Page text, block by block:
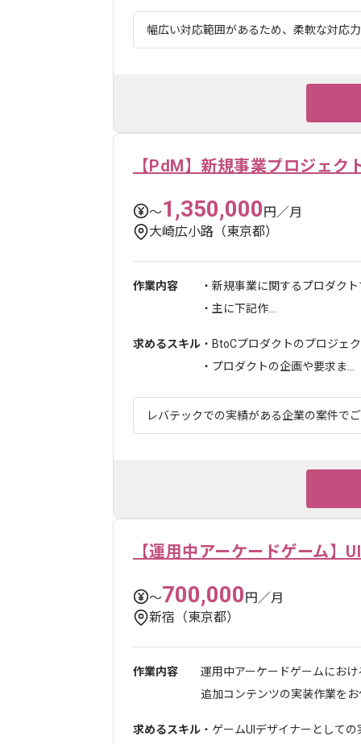
幅広い対応範囲があるため、柔軟な対応
【PdM】新規事業プロジェク
〜1,350,000円／月
大崎広小路（東京都）
作業内容
・新規事業に関するプロダク
・主に下記作...
求めるスキル ・BtoCプロダクトのプロジェ
・プロダクトの企画や要求ま...
レバテックでの実績がある企業の案件で
【運用中アーケードゲーム】
〜700,000円／月
新宿（東京都）
作業内容
運用中アーケードゲームにおけ
追加コンテンツの実装作業を
求めるスキル ・ゲームUIデザイナーとして